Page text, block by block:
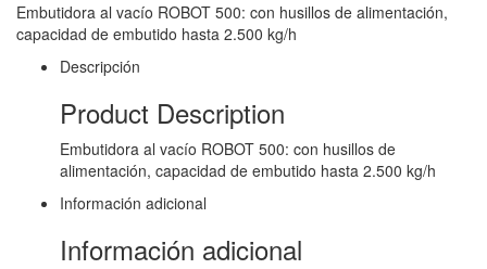
Embutidora al vacío ROBOT 500: con husillos de alimentación,
capacidad de embutido hasta 2.500 kg/h
Descripción
Product Description
Embutidora al vacío ROBOT 500: con husillos de
alimentación, capacidad de embutido hasta 2.500 kg/h
Información adicional
Información adicional